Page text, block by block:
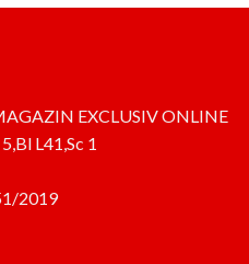
EXCLUSIV ONLINE
L41,Sc 1
2019